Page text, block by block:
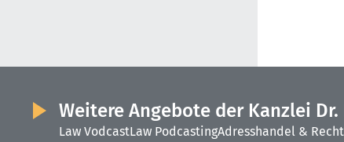
Weitere Angebote der Kanzlei Dr.
Law VodcastLaw PodcastingAdresshandel & Recht